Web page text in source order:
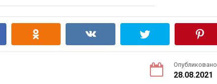
Опубликовано
28.08.2021